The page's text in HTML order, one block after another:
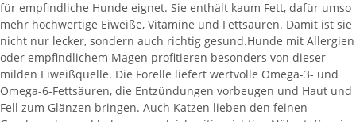
für empfindliche Hunde eignet. Sie enthält kaum Fett, dafür umso
mehr hochwertige Eiweiße, Vitamine und Fettsäuren. Damit ist sie
nicht nur lecker, sondern auch richtig gesund.Hunde mit Allergien
oder empfindlichem Magen profitieren besonders von dieser
milden Eiweißquelle. Die Forelle liefert wertvolle Omega-3- und
Omega-6-Fettsäuren, die Entzündungen vorbeugen und Haut und
Fell zum Glänzen bringen. Auch Katzen lieben den feinen